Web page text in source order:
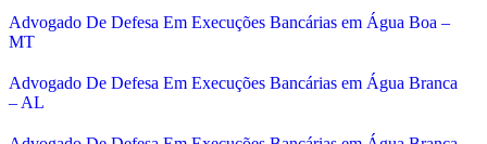
Advogado De Defesa Em Execuções Bancárias em Água Boa –
MT
Advogado De Defesa Em Execuções Bancárias em Água Branca
– AL